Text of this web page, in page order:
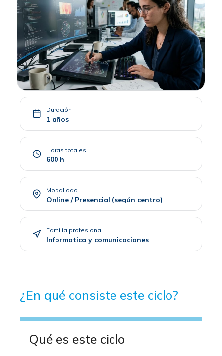
Duración
1 años
Horas totales
600 h
Modalidad
Online / Presencial (según centro)
Familia profesional
Informatica y comunicaciones
¿En qué consiste este ciclo?
Qué es este ciclo